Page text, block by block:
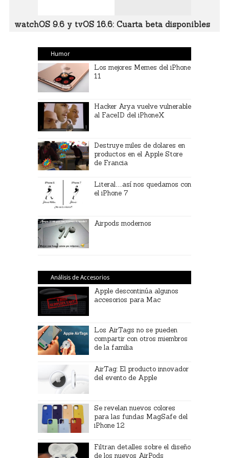
watchOS 9.6 y tvOS 16.6: Cuarta beta disponibles
Humor
Los mejores Memes del iPhone
11
Hacker Arya vuelve vulnerable
al FaceID del iPhoneX
Destruye miles de dolares en
productos en el Apple Store
de Francia
Literal…así nos quedamos con
el iPhone 7
Airpods modernos
Análisis de Accesorios
Apple descontinúa algunos
accesorios para Mac
Los AirTags no se pueden
compartir con otros miembros
de la familia
AirTag: El producto innovador
del evento de Apple
Se revelan nuevos colores
para las fundas MagSafe del
iPhone 12
Filtran detalles sobre el diseño
de los nuevos AirPods